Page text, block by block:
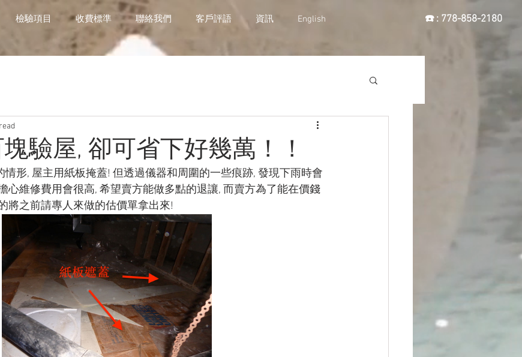
檢驗項目 收費標準 聯絡我們 客戶評語 資訊 English ☎️ : 778-858-2180
驗屋, 卻可省下好幾萬！！
情形, 屋主用紙板掩蓋! 但透過儀器和周圍的一些痕跡, 發現下雨時會
心維修費用會很高, 希望賣方能做多點的退讓, 而賣方為了能在價錢
將之前請專人來做的估價單拿出來!